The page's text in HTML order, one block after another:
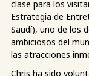
clase para los
Estrategia de
Saudí), uno de los
ambiciosos del
las atracciones
Chris ha sido